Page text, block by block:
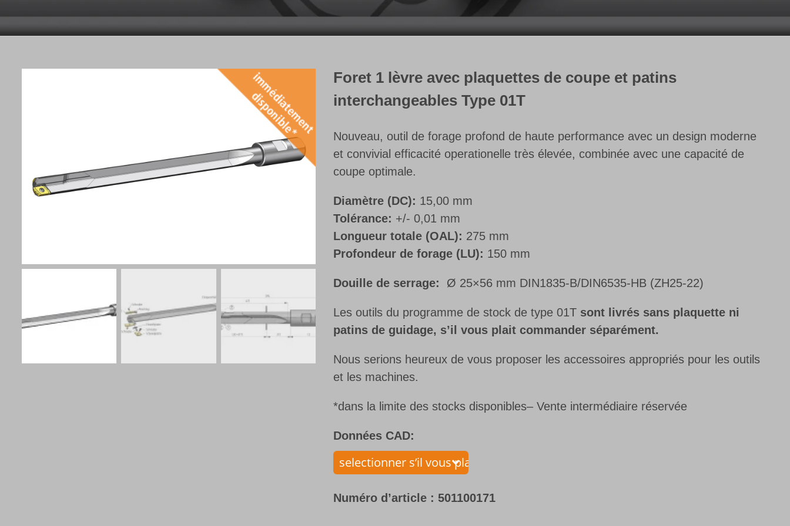
Foret 1 lèvre avec plaquettes de coupe et patins
interchangeables Type 01T
Nouveau, outil de forage profond de haute performance avec un design moderne
et convivial efficacité operationelle très élevée, combinée avec une capacité de
coupe optimale.
Diamètre (DC): 15,00 mm
Tolérance: +/- 0,01 mm
Longueur totale (OAL): 275 mm
Profondeur de forage (LU): 150 mm
Douille de serrage: Ø 25×56 mm DIN1835-B/DIN6535-HB (ZH25-22)
Les outils du programme de stock de type 01T sont livrés sans plaquette ni
patins de guidage, s’il vous plait commander séparément.
Nous serions heureux de vous proposer les accessoires appropriés pour les outils
et les machines.
*dans la limite des stocks disponibles– Vente intermédiaire réservée
Données CAD:
Numéro d’article : 501100171